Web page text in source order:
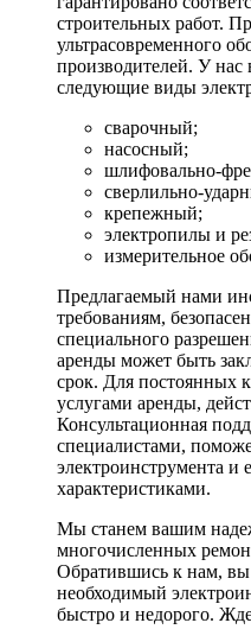
строительных работ.
ультрасовременного
производителей. У нас
следующие виды
сварочный;
насосный;
шлифовально-
сверлильно-
крепежный;
электропилы и
измерительное
Предлагаемый нами
требованиям,
специального
аренды может быть
срок. Для постоянных
услугами аренды,
Консультационная
специалистами,
электроинструмента и
характеристиками.
Мы станем вашим
многочисленных
Обратившись к нам,
необходимый
быстро и недорого.